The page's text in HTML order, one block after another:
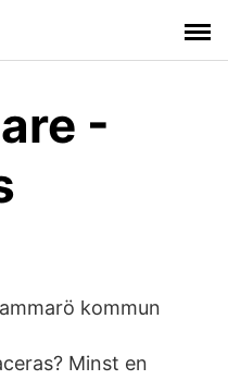
-
kommun
Minst en